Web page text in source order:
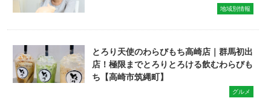
地域別情報
とろり天使のわらびもち高崎店｜群馬初出
店！極限までとろりとろける飲むわらびも
ち【高崎市筑縄町】
グルメ